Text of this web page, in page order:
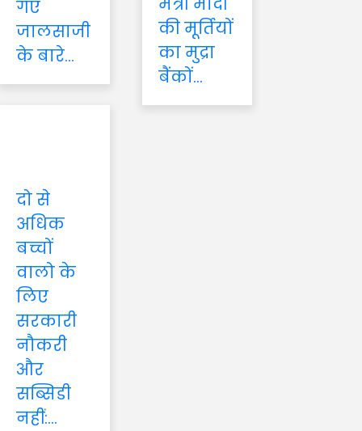
गए
जालसाजी
के बारे...
की मूर्तियों
का मुद्रा
बैंकों...
दो से
अधिक
बच्चों
वालो के
लिए
सरकारी
नौकरी
और
सब्सिडी
नहीं:...